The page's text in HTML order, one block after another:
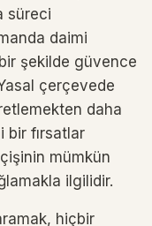
süreci
daimi
şekilde güvence
Yasal çerçevede
daha
bir fırsatlar
mümkün
ilgilidir.
hiçbir